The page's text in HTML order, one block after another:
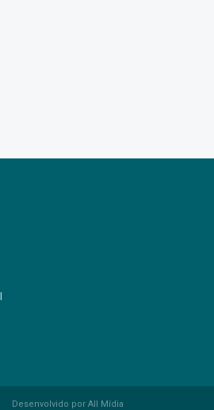
Desenvolvido por All Mídia